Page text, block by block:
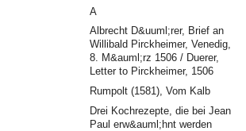
A
Albrecht D&uuml;rer, Brief an
Willibald Pirckheimer, Venedig,
8. M&auml;rz 1506 / Duerer,
Letter to Pirckheimer, 1506
Rumpolt (1581), Vom Kalb
Drei Kochrezepte, die bei Jean
Paul erw&auml;hnt werden